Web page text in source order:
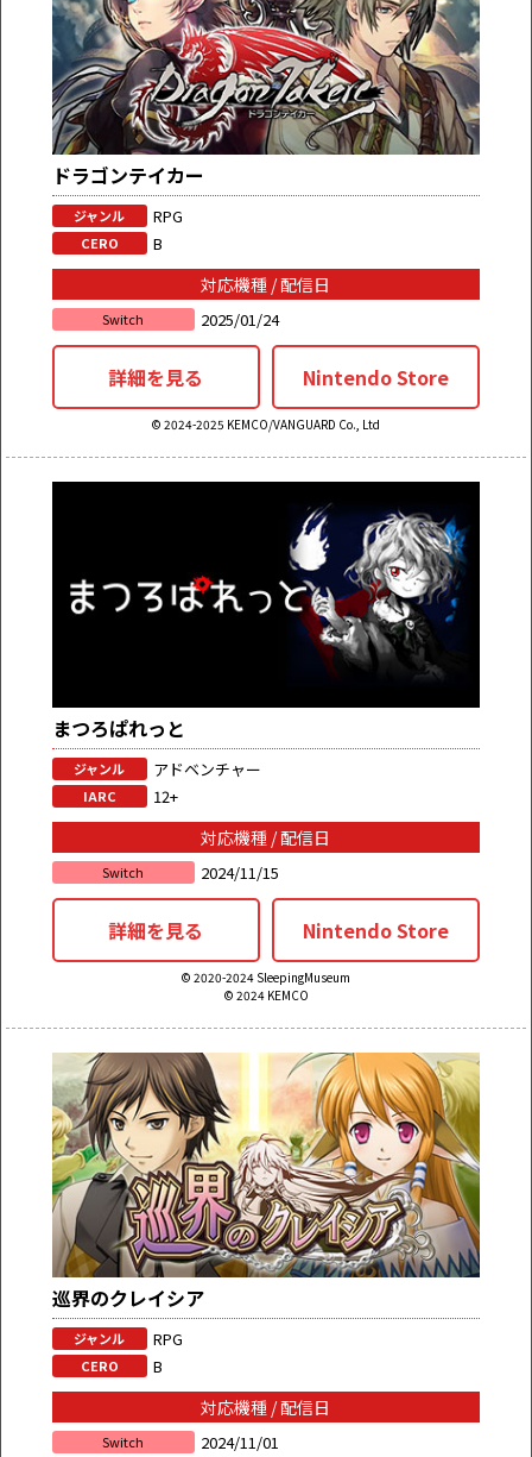
ドラゴンテイカー
ジャンル RPG
CERO B
対応機種 / 配信日
Switch 2025/01/24
詳細を見る Nintendo Store
© 2024-2025 KEMCO/VANGUARD Co., Ltd
まつろぱれっと
ジャンル アドベンチャー
IARC 12+
対応機種 / 配信日
Switch 2024/11/15
詳細を見る Nintendo Store
© 2020-2024 SleepingMuseum
© 2024 KEMCO
巡界のクレイシア
ジャンル RPG
CERO B
対応機種 / 配信日
Switch 2024/11/01